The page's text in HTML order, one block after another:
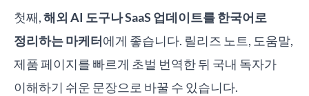
첫째,해외 AI 도구나 SaaS 업데이트를 한국어로
정리하는 마케터에게 좋습니다. 릴리즈 노트, 도움말,
제품 페이지를 빠르게 초벌 번역한 뒤 국내 독자가
이해하기 쉬운 문장으로 바꿀 수 있습니다.